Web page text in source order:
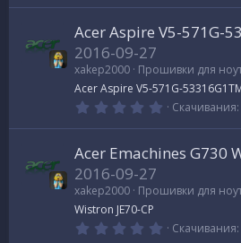
0
0
з
з
д
Acer Aspire V5-571G-
2016-09-27
xakep2000 Прошивки для
Acer Aspire V5-571G-
0
0
з
з
Скачивания
Acer Emachines G730
2016-09-27
xakep2000 Прошивки для
Wistron JE70-CP
0 Скачивания